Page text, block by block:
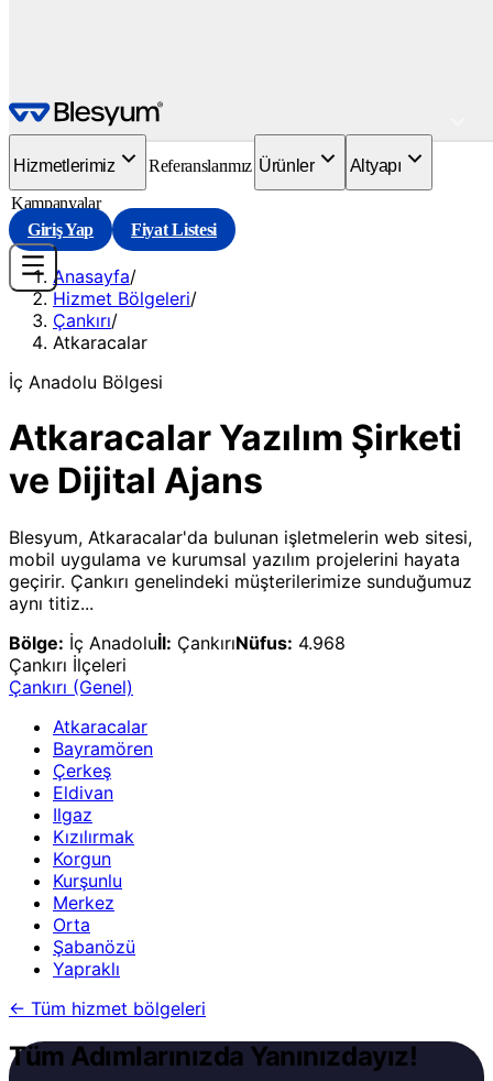
Hizmetlerimiz Referanslarımız Ürünler
Altyapı
Kampanyalar
Giriş Yap
Fiyat Listesi
Anasayfa/
Hizmet Bölgeleri/
Çankırı/
Atkaracalar
İç Anadolu Bölgesi
Atkaracalar Yazılım Şirketi
ve Dijital Ajans
Blesyum, Atkaracalar'da bulunan işletmelerin web sitesi,
mobil uygulama ve kurumsal yazılım projelerini hayata
geçirir. Çankırı genelindeki müşterilerimize sunduğumuz
aynı titiz...
Bölge: İç Anadoluİl: ÇankırıNüfus: 4.968
Çankırı İlçeleri
Çankırı (Genel)
Atkaracalar
Bayramören
Çerkeş
Eldivan
Ilgaz
Kızılırmak
Korgun
Kurşunlu
Merkez
Orta
Şabanözü
Yapraklı
← Tüm hizmet bölgeleri
Tüm Adımlarınızda Yanınızdayız!